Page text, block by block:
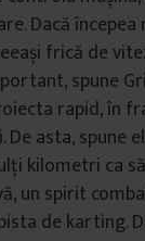
Dacă
frică de
spune
rapid, în
asta, spune
kilometri ca
un spirit
de karting.